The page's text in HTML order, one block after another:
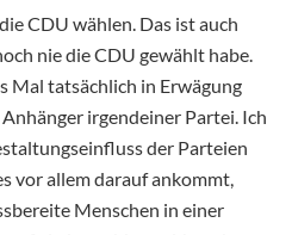
CDU wählen. Das ist auch
nie die CDU gewählt habe.
Mal tatsächlich in Erwägung
irgendeiner Partei. Ich
der Parteien
vor allem darauf ankommt,
Menschen in einer